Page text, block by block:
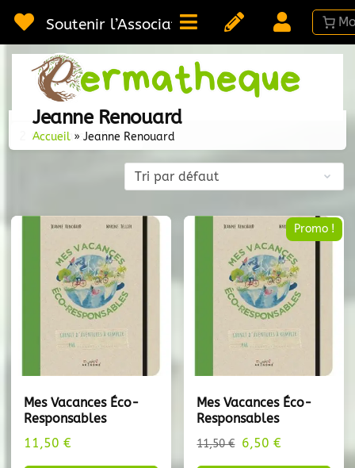
au
contenu
Soutenir l’Association
Jeanne Renouard
Accueil »Jeanne Renouard
2 résultats affichés
Mes Vacances Éco-
Responsables
11,50 €
Promo !
Mes Vacances Éco-
Responsables
11,50€ Le
6,50€